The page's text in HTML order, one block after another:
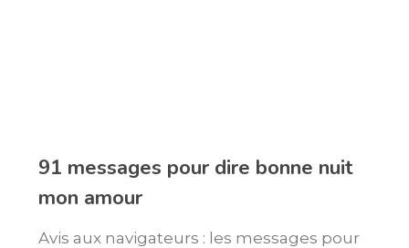
91 messages pour dire bonne nuit
mon amour
Avis aux navigateurs : les messages pour